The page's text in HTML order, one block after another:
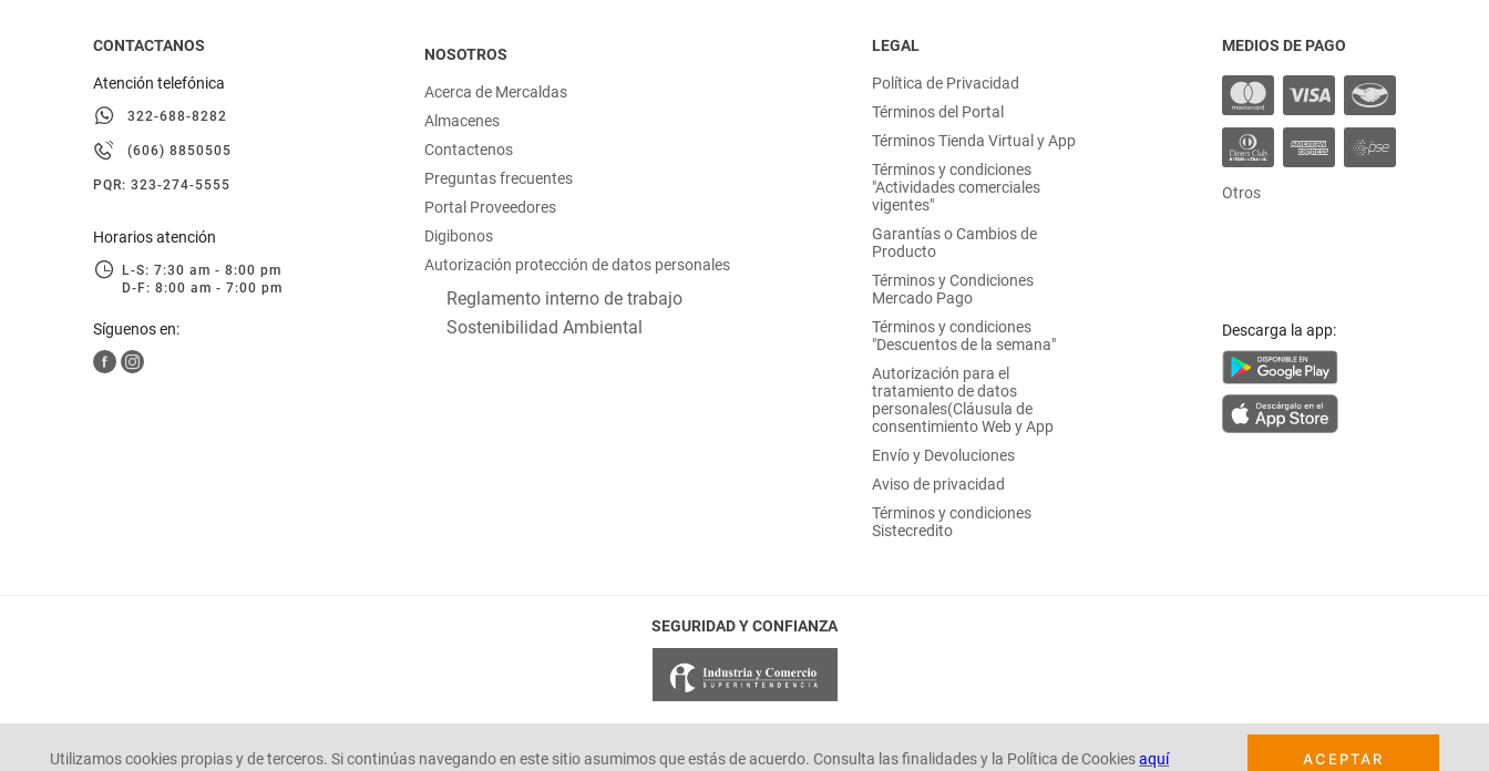
juguetería
Utilizamos cookies propias y de terceros. Si continúas navegando en este sitio asumimos que estás de acuerdo. Consulta las finalidades y la Política de Cookiesaquí ACEPTAR
CONTACTANOS
Atención telefónica
322-688-8282
(606) 8850505
PQR: 323-274-5555
Horarios atención
L-S: 7:30 am - 8:00 pm
D-F: 8:00 am - 7:00 pm
Síguenos en:
NOSOTROS
Acerca de Mercaldas
Almacenes
Contactenos
Preguntas frecuentes
Portal Proveedores
Digibonos
Autorización protección de datos personales
Reglamento interno de trabajo
Sostenibilidad Ambiental
LEGAL
Política de Privacidad
Términos del Portal
Términos Tienda Virtual y App
Términos y condiciones
"Actividades comerciales
vigentes"
Garantías o Cambios de
Producto
Términos y Condiciones
Mercado Pago
Términos y condiciones
"Descuentos de la semana"
Autorización para el
tratamiento de datos
personales(Cláusula de
consentimiento Web y App
Envío y Devoluciones
Aviso de privacidad
Términos y condiciones
Sistecredito
MEDIOS DE PAGO
Otros
Descarga la app:
SEGURIDAD Y CONFIANZA
© Mercaldas 2025. todos los derechos reservados.